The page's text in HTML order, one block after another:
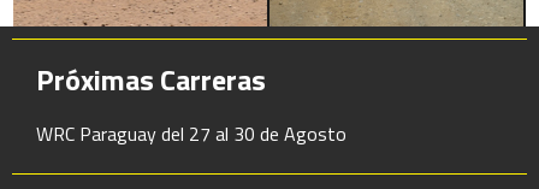
Próximas Carreras
WRC Paraguay del 27 al 30 de Agosto